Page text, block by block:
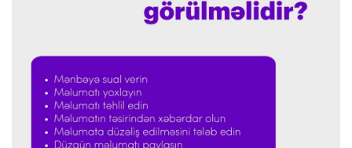
“Ferrari”nin məni necə təhlil etdiyini görəndə
şoka düşdüm”
Formula-1 23:18 08.08.2026